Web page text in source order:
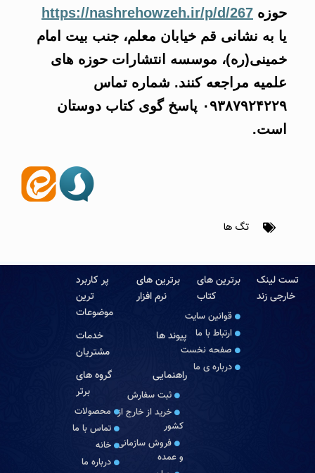
حوزه https://nashrehowzeh.ir/p/d/267
یا به نشانی قم خیابان معلم، جنب بیت امام
خمینی(ره)، موسسه انتشارات حوزه های
علمیه مراجعه کنند. شماره تماس
۰۹۳۸۷۹۲۴۲۲۹ پاسخ گوی کتاب دوستان
است.
تگ ها
تست لینک
خارجی زند
برترین های
کتاب
قوانین سایت
ارتباط با ما
صفحه نخست
درباره‏ ی ما
برترین های
نرم افزار
پر کاربرد
ترین
موضوعات
پیوند ها
خدمات
مشتریان
راهنمایی
ثبت سفارش
خرید از خارج از
کشور
فروش سازمانی
و عمده
گروه های
برتر
محصولات
تماس با ما
خانه
درباره ما